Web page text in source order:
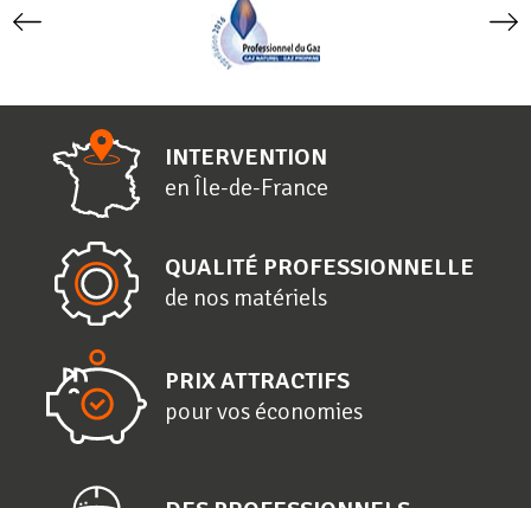
INTERVENTION
en Île-de-France
QUALITÉ PROFESSIONNELLE
de nos matériels
PRIX ATTRACTIFS
pour vos économies